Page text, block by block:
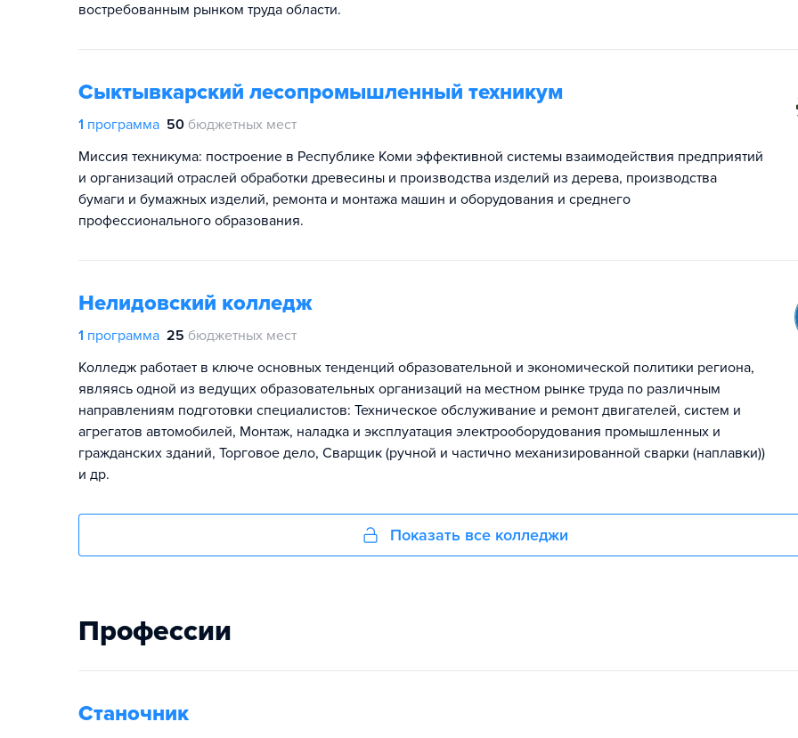
востребованным рынком труда области.
Сыктывкарский лесопромышленный техникум
1 программа 50 бюджетных мест
Миссия техникума: построение в Республике Коми эффективной системы взаимодействия предприятий
и организаций отраслей обработки древесины и производства изделий из дерева, производства
бумаги и бумажных изделий, ремонта и монтажа машин и оборудования и среднего
профессионального образования.
Нелидовский колледж
1 программа 25 бюджетных мест
Колледж работает в ключе основных тенденций образовательной и экономической политики региона,
являясь одной из ведущих образовательных организаций на местном рынке труда по различным
направлениям подготовки специалистов: Техническое обслуживание и ремонт двигателей, систем и
агрегатов автомобилей, Монтаж, наладка и эксплуатация электрооборудования промышленных и
гражданских зданий, Торговое дело, Сварщик (ручной и частично механизированной сварки (наплавки))
и др.
Показать все колледжи
Профессии
Станочник